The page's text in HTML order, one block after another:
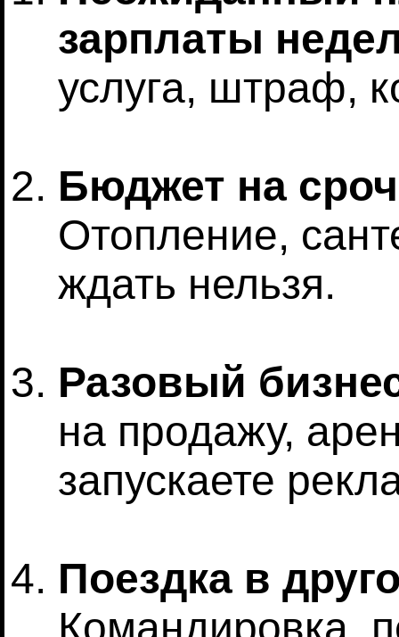
зарплаты
услуга, штраф,
Бюджет на
Отопление,
ждать нельзя.
Разовый
на продажу,
запускаете
Поездка в
Командировка,